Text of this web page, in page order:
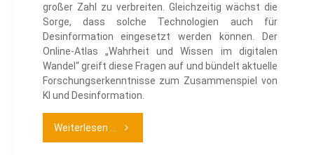
großer Zahl zu verbreiten. Gleichzeitig wächst die
Sorge, dass solche Technologien auch für
Desinformation eingesetzt werden können. Der
Online-Atlas „Wahrheit und Wissen im digitalen
Wandel“ greift diese Fragen auf und bündelt aktuelle
Forschungserkenntnisse zum Zusammenspiel von
KI und Desinformation.
Weiterlesen ... "Desinformation